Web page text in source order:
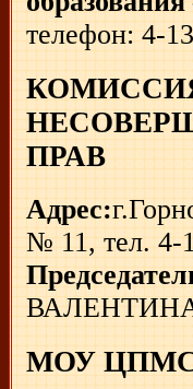
телефон: 4-
ПРАВ
Адрес:
№ 11, тел. 4-
МОУ